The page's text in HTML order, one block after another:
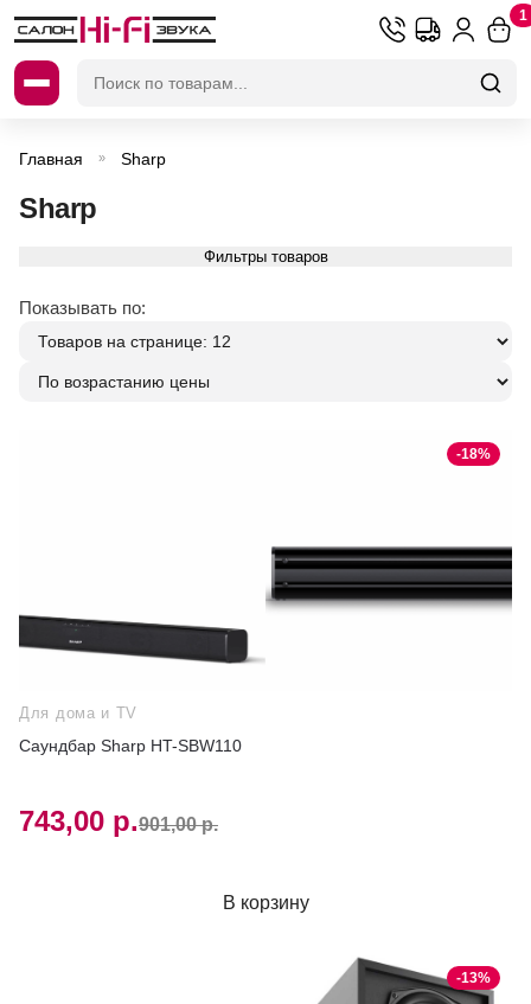
1
Главная » Sharp
Sharp
Фильтры товаров
Показывать по:
-18%
Для дома и TV
Саундбар Sharp HT-SBW110
901,00 р.
743,00 р.
В корзину
-13%